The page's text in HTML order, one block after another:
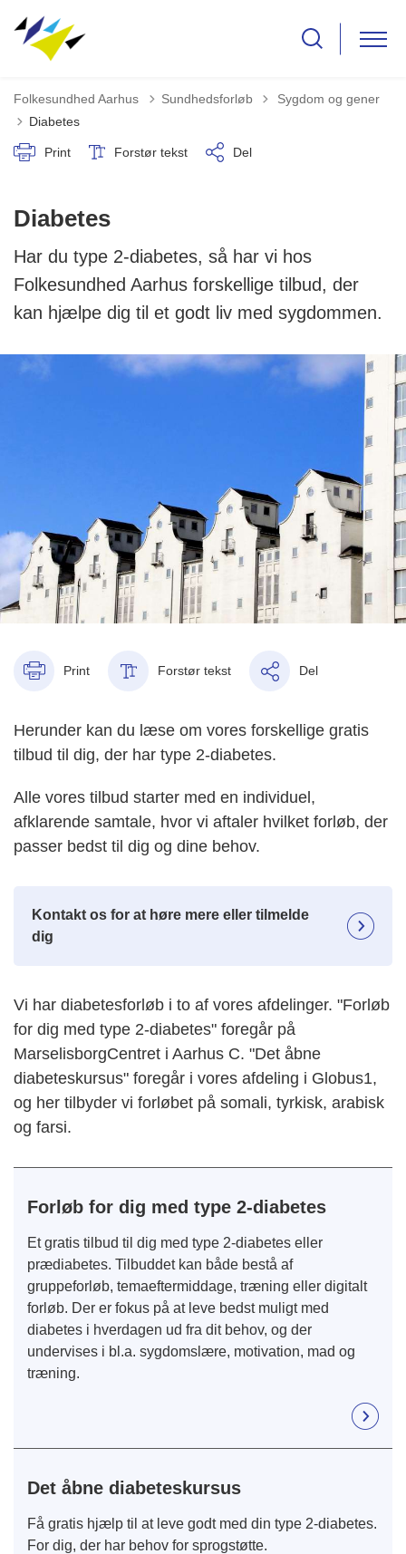
Folkesundhed Aarhus Sundhedsforløb Tilbage til
Sygdom og gener
Diabetes
Print Forstør tekst Del
Diabetes
Har du type 2-diabetes, så har vi hos
Folkesundhed Aarhus forskellige tilbud, der
kan hjælpe dig til et godt liv med sygdommen.
Print Forstør tekst Del
Herunder kan du læse om vores forskellige gratis
tilbud til dig, der har type 2-diabetes.
Alle vores tilbud starter med en individuel,
afklarende samtale, hvor vi aftaler hvilket forløb, der
passer bedst til dig og dine behov.
Kontakt os for at høre mere eller tilmelde
dig
Vi har diabetesforløb i to af vores afdelinger. "Forløb
for dig med type 2-diabetes" foregår på
MarselisborgCentret i Aarhus C. "Det åbne
diabeteskursus" foregår i vores afdeling i Globus1,
og her tilbyder vi forløbet på somali, tyrkisk, arabisk
og farsi.
Forløb for dig med type 2-diabetes
Et gratis tilbud til dig med type 2-diabetes eller
prædiabetes. Tilbuddet kan både bestå af
gruppeforløb, temaeftermiddage, træning eller digitalt
forløb. Der er fokus på at leve bedst muligt med
diabetes i hverdagen ud fra dit behov, og der
undervises i bl.a. sygdomslære, motivation, mad og
træning.
Det åbne diabeteskursus
Få gratis hjælp til at leve godt med din type 2-diabetes.
For dig, der har behov for sprogstøtte.